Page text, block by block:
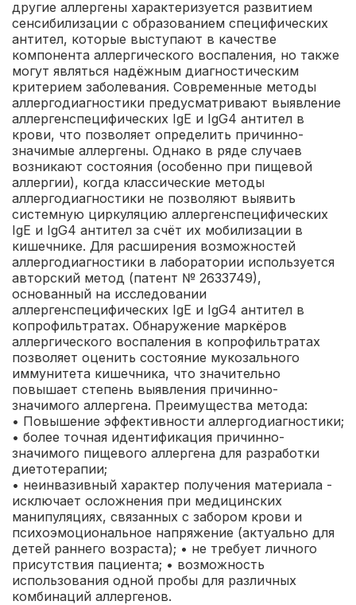
другие аллергены характеризуется развитием
сенсибилизации с образованием специфических
антител, которые выступают в качестве
компонента аллергического воспаления, но также
могут являться надёжным диагностическим
критерием заболевания. Современные методы
аллергодиагностики предусматривают выявление
аллергенспецифических IgЕ и IgG4 антител в
крови, что позволяет определить причинно-
значимые аллергены. Однако в ряде случаев
возникают состояния (особенно при пищевой
аллергии), когда классические методы
аллергодиагностики не позволяют выявить
системную циркуляцию аллергенспецифических
IgE и IgG4 антител за счёт их мобилизации в
кишечнике. Для расширения возможностей
аллергодиагностики в лаборатории используется
авторский метод (патент № 2633749),
основанный на исследовании
аллергенспецифических IgE и IgG4 антител в
копрофильтратах. Обнаружение маркёров
аллергического воспаления в копрофильтратах
позволяет оценить состояние мукозального
иммунитета кишечника, что значительно
повышает степень выявления причинно-
значимого аллергена. Преимущества метода:
• Повышение эффективности аллергодиагностики;
• более точная идентификация причинно-
значимого пищевого аллергена для разработки
диетотерапии;
• неинвазивный характер получения материала -
исключает осложнения при медицинских
манипуляциях, связанных с забором крови и
психоэмоциональное напряжение (актуально для
детей раннего возраста); • не требует личного
присутствия пациента; • возможность
использования одной пробы для различных
комбинаций аллергенов.